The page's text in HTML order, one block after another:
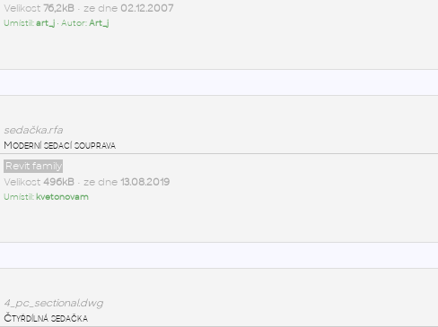
Velikost 76,2kB• ze dne 02.12.2007
Umístil:art_j• Autor:Art_j
sedačka.rfa
Moderní sedací souprava
Revit family
Velikost 496kB• ze dne 13.08.2019
Umístil: kvetonovam
4_pc_sectional.dwg
Čtyřdílná sedačka